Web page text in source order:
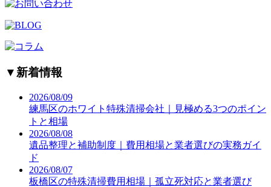
▼ 新着情報
2026/08/09
練馬区のホワイト特殊清掃会社｜見極める3つのポイン
トと相場
2026/08/08
遺品整理と補助制度｜費用相場と業者選びの実務ガイ
ド
2026/08/07
板橋区の特殊清掃費用相場｜孤立死対応と業者選び